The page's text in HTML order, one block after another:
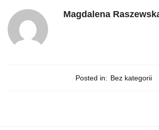
Magdalena
Posted in: Bez kategorii